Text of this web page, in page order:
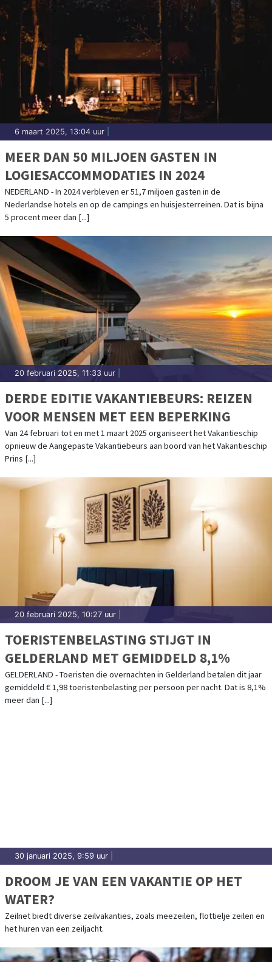
6 maart 2025, 13:04 uur
MEER DAN 50 MILJOEN GASTEN IN
LOGIESACCOMMODATIES IN 2024
NEDERLAND - In 2024 verbleven er 51,7 miljoen gasten in de
Nederlandse hotels en op de campings en huisjesterreinen. Dat is bijna
5 procent meer dan [...]
20 februari 2025, 11:33 uur
DERDE EDITIE VAKANTIEBEURS: REIZEN
VOOR MENSEN MET EEN BEPERKING
Van 24 februari tot en met 1 maart 2025 organiseert het Vakantieschip
opnieuw de Aangepaste Vakantiebeurs aan boord van het Vakantieschip
Prins [...]
20 februari 2025, 10:27 uur
TOERISTENBELASTING STIJGT IN
GELDERLAND MET GEMIDDELD 8,1%
GELDERLAND - Toeristen die overnachten in Gelderland betalen dit jaar
gemiddeld € 1,98 toeristenbelasting per persoon per nacht. Dat is 8,1%
meer dan [...]
30 januari 2025, 9:59 uur
DROOM JE VAN EEN VAKANTIE OP HET
WATER?
Zeilnet biedt diverse zeilvakanties, zoals meezeilen, flottielje zeilen en
het huren van een zeiljacht.